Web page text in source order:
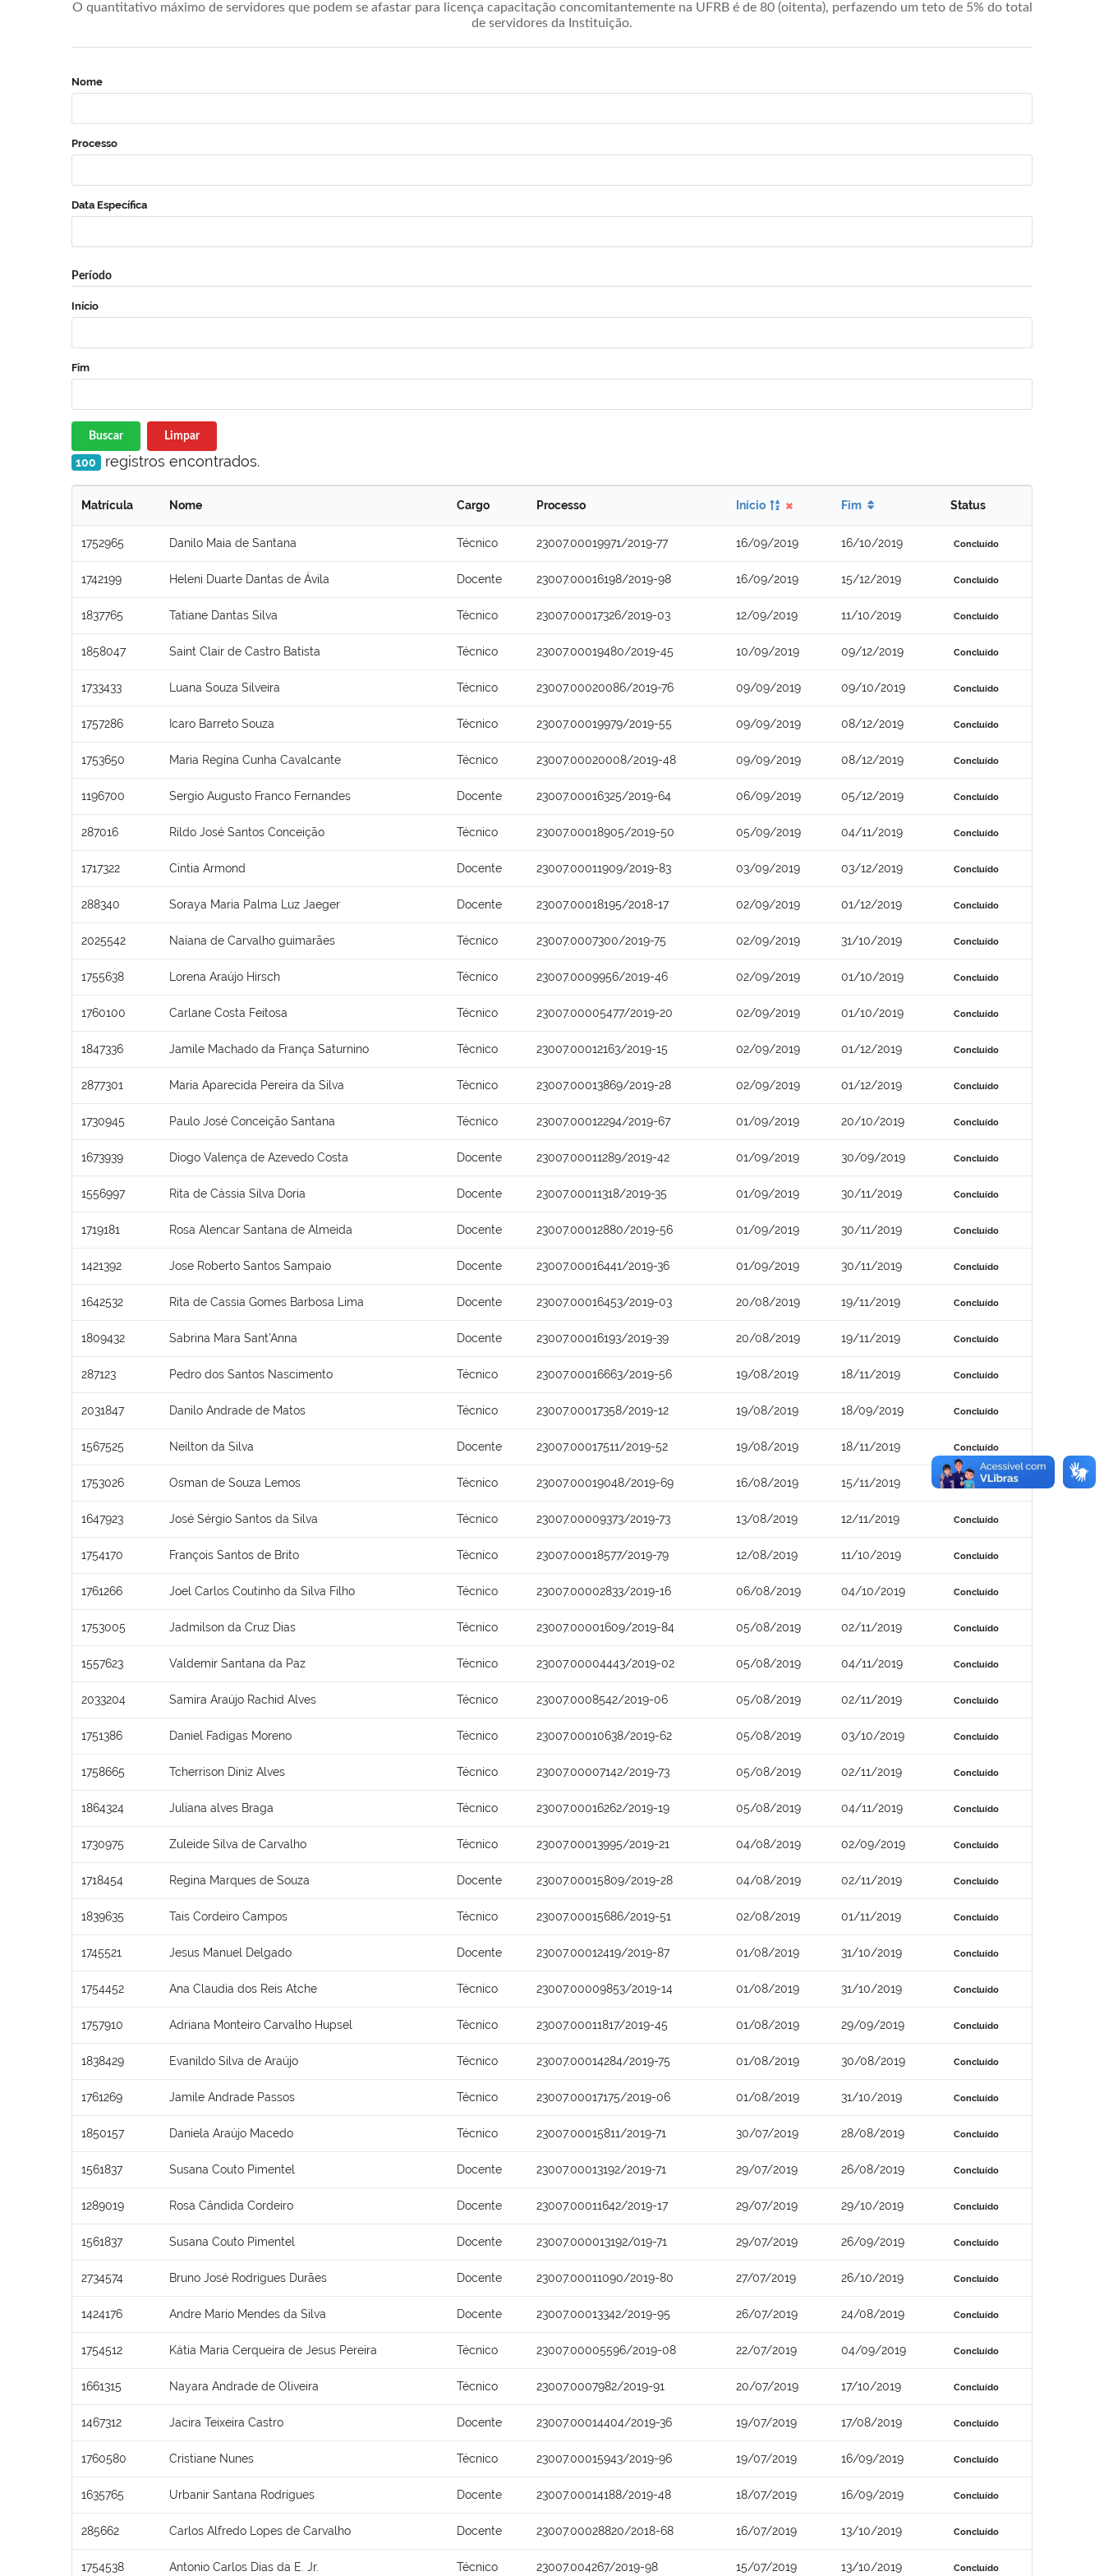
O quantitativo máximo de servidores que podem se afastar para licença capacitação concomitantemente na UFRB é de 80 (oitenta), perfazendo um teto de 5% do total
de servidores da Instituição.
Nome
Processo
Data Específica
Período
Início
Fim
Buscar Limpar
100 registros encontrados.
Matrícula Nome Cargo Processo Início Fim Status
1752965 Danilo Maia de Santana Técnico 23007.00019971/2019-77 16/09/2019 16/10/2019 Concluído
1742199 Heleni Duarte Dantas de Ávila Docente 23007.00016198/2019-98 16/09/2019 15/12/2019 Concluído
1837765 Tatiane Dantas Silva Técnico 23007.00017326/2019-03 12/09/2019 11/10/2019 Concluído
1858047 Saint Clair de Castro Batista Técnico 23007.00019480/2019-45 10/09/2019 09/12/2019 Concluído
1733433 Luana Souza Silveira Técnico 23007.00020086/2019-76 09/09/2019 09/10/2019 Concluído
1757286 Icaro Barreto Souza Técnico 23007.00019979/2019-55 09/09/2019 08/12/2019 Concluído
1753650 Maria Regina Cunha Cavalcante Técnico 23007.00020008/2019-48 09/09/2019 08/12/2019 Concluído
1196700 Sergio Augusto Franco Fernandes Docente 23007.00016325/2019-64 06/09/2019 05/12/2019 Concluído
287016 Rildo José Santos Conceição Técnico 23007.00018905/2019-50 05/09/2019 04/11/2019 Concluído
1717322 Cintia Armond Docente 23007.00011909/2019-83 03/09/2019 03/12/2019 Concluído
288340 Soraya Maria Palma Luz Jaeger Docente 23007.00018195/2018-17 02/09/2019 01/12/2019 Concluído
2025542 Naiana de Carvalho guimarães Técnico 23007.0007300/2019-75 02/09/2019 31/10/2019 Concluído
1755638 Lorena Araújo Hirsch Técnico 23007.0009956/2019-46 02/09/2019 01/10/2019 Concluído
1760100 Carlane Costa Feitosa Técnico 23007.00005477/2019-20 02/09/2019 01/10/2019 Concluído
1847336 Jamile Machado da França Saturnino Técnico 23007.00012163/2019-15 02/09/2019 01/12/2019 Concluído
2877301 Maria Aparecida Pereira da Silva Técnico 23007.00013869/2019-28 02/09/2019 01/12/2019 Concluído
1730945 Paulo José Conceição Santana Técnico 23007.00012294/2019-67 01/09/2019 20/10/2019 Concluído
1673939 Diogo Valença de Azevedo Costa Docente 23007.00011289/2019-42 01/09/2019 30/09/2019 Concluído
1556997 Rita de Cássia Silva Doria Docente 23007.00011318/2019-35 01/09/2019 30/11/2019 Concluído
1719181 Rosa Alencar Santana de Almeida Docente 23007.00012880/2019-56 01/09/2019 30/11/2019 Concluído
1421392 Jose Roberto Santos Sampaio Docente 23007.00016441/2019-36 01/09/2019 30/11/2019 Concluído
1642532 Rita de Cassia Gomes Barbosa Lima Docente 23007.00016453/2019-03 20/08/2019 19/11/2019 Concluído
1809432 Sabrina Mara Sant’Anna Docente 23007.00016193/2019-39 20/08/2019 19/11/2019 Concluído
287123 Pedro dos Santos Nascimento Técnico 23007.00016663/2019-56 19/08/2019 18/11/2019 Concluído
2031847 Danilo Andrade de Matos Técnico 23007.00017358/2019-12 19/08/2019 18/09/2019 Concluído
1567525 Neilton da Silva Docente 23007.00017511/2019-52 19/08/2019 18/11/2019 Concluído
1753026 Osman de Souza Lemos Técnico 23007.00019048/2019-69 16/08/2019 15/11/2019 Concluído
1647923 José Sérgio Santos da Silva Técnico 23007.00009373/2019-73 13/08/2019 12/11/2019 Concluído
1754170 François Santos de Brito Técnico 23007.00018577/2019-79 12/08/2019 11/10/2019 Concluído
1761266 Joel Carlos Coutinho da Silva Filho Técnico 23007.00002833/2019-16 06/08/2019 04/10/2019 Concluído
1753005 Jadmilson da Cruz Dias Técnico 23007.00001609/2019-84 05/08/2019 02/11/2019 Concluído
1557623 Valdemir Santana da Paz Técnico 23007.00004443/2019-02 05/08/2019 04/11/2019 Concluído
2033204 Samira Araújo Rachid Alves Técnico 23007.0008542/2019-06 05/08/2019 02/11/2019 Concluído
1751386 Daniel Fadigas Moreno Técnico 23007.00010638/2019-62 05/08/2019 03/10/2019 Concluído
1758665 Tcherrison Diniz Alves Técnico 23007.00007142/2019-73 05/08/2019 02/11/2019 Concluído
1864324 Juliana alves Braga Técnico 23007.00016262/2019-19 05/08/2019 04/11/2019 Concluído
1730975 Zuleide Silva de Carvalho Técnico 23007.00013995/2019-21 04/08/2019 02/09/2019 Concluído
1718454 Regina Marques de Souza Docente 23007.00015809/2019-28 04/08/2019 02/11/2019 Concluído
1839635 Tais Cordeiro Campos Técnico 23007.00015686/2019-51 02/08/2019 01/11/2019 Concluído
1745521 Jesus Manuel Delgado Docente 23007.00012419/2019-87 01/08/2019 31/10/2019 Concluído
1754452 Ana Claudia dos Reis Atche Técnico 23007.00009853/2019-14 01/08/2019 31/10/2019 Concluído
1757910 Adriana Monteiro Carvalho Hupsel Técnico 23007.00011817/2019-45 01/08/2019 29/09/2019 Concluído
1838429 Evanildo Silva de Araújo Técnico 23007.00014284/2019-75 01/08/2019 30/08/2019 Concluído
1761269 Jamile Andrade Passos Técnico 23007.00017175/2019-06 01/08/2019 31/10/2019 Concluído
1850157 Daniela Araújo Macedo Técnico 23007.00015811/2019-71 30/07/2019 28/08/2019 Concluído
1561837 Susana Couto Pimentel Docente 23007.00013192/2019-71 29/07/2019 26/08/2019 Concluído
1289019 Rosa Cândida Cordeiro Docente 23007.00011642/2019-17 29/07/2019 29/10/2019 Concluído
1561837 Susana Couto Pimentel Docente 23007.000013192/019-71 29/07/2019 26/09/2019 Concluído
2734574 Bruno José Rodrigues Durães Docente 23007.00011090/2019-80 27/07/2019 26/10/2019 Concluído
1424176 Andre Mario Mendes da Silva Docente 23007.00013342/2019-95 26/07/2019 24/08/2019 Concluído
1754512 Kátia Maria Cerqueira de Jesus Pereira Técnico 23007.00005596/2019-08 22/07/2019 04/09/2019 Concluído
1661315 Nayara Andrade de Oliveira Técnico 23007.0007982/2019-91 20/07/2019 17/10/2019 Concluído
1467312 Jacira Teixeira Castro Docente 23007.00014404/2019-36 19/07/2019 17/08/2019 Concluído
1760580 Cristiane Nunes Técnico 23007.00015943/2019-96 19/07/2019 16/09/2019 Concluído
1635765 Urbanir Santana Rodrigues Docente 23007.00014188/2019-48 18/07/2019 16/09/2019 Concluído
285662 Carlos Alfredo Lopes de Carvalho Docente 23007.00028820/2018-68 16/07/2019 13/10/2019 Concluído
1754538 Antonio Carlos Dias da E. Jr. Técnico 23007.004267/2019-98 15/07/2019 13/10/2019 Concluído